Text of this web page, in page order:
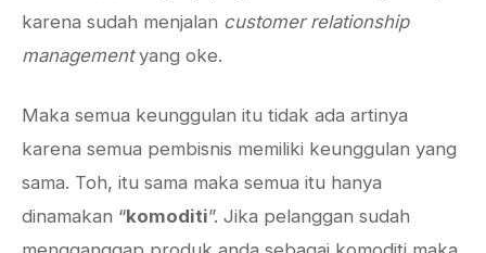
karena sudah menjalan customer relationship
managementyang oke.
Maka semua keunggulan itu tidak ada artinya
karena semua pembisnis memiliki keunggulan yang
sama. Toh, itu sama maka semua itu hanya
dinamakan “komoditi”. Jika pelanggan sudah